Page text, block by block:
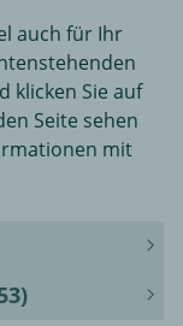
auch für Ihr
klicken Sie auf
Seite sehen
mit